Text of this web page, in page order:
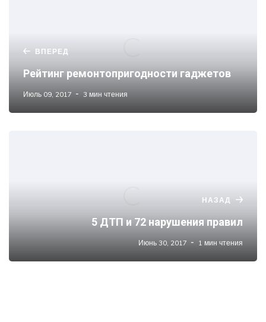
ВПЕРЕД
Рейтинг ремонтопригодности гаджетов
Июль 09, 2017 3 мин чтения
НАЗАД
5 ДТП и 72 нарушения правил
Июнь 30, 2017 1 мин чтения